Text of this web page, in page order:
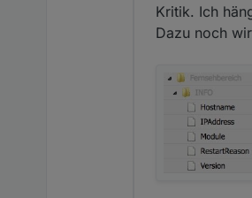
Kritik. Ich
Dazu noch